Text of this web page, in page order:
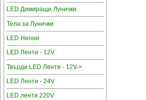
LED Димиращи Лунички
Тела за Лунички
LED Неони
LED Ленти - 12V
Твърди LED Ленти - 12V->
LED Ленти - 24V
LED ленти 220V